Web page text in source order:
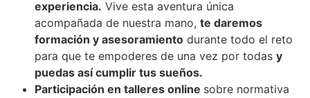
experiencia. Vive esta aventura única
acompañada de nuestra mano, te daremos
formación y asesoramiento durante todo el reto
para que te empoderes de una vez por todas y
puedas así cumplir tus sueños.
Participación en talleres online sobre normativa